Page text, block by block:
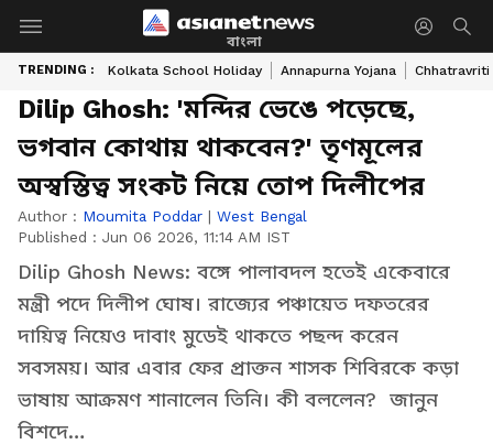
বাংলা
TRENDING : Kolkata School Holiday Annapurna Yojana Chhatravriti
Dilip Ghosh: 'মন্দির ভেঙে পড়েছে,
ভগবান কোথায় থাকবেন?' তৃণমূলের
অস্বস্তিত্ব সংকট নিয়ে তোপ দিলীপের
Author : Moumita Poddar | West Bengal
Published : Jun 06 2026, 11:14 AM IST
Dilip Ghosh News: বঙ্গে পালাবদল হতেই একেবারে
মন্ত্রী পদে দিলীপ ঘোষ। রাজ্যের পঞ্চায়েত দফতরের
দায়িত্ব নিয়েও দাবাং মুডেই থাকতে পছন্দ করেন
সবসময়। আর এবার ফের প্রাক্তন শাসক শিবিরকে কড়া
ভাষায় আক্রমণ শানালেন তিনি। কী বললেন? জানুন
বিশদে…